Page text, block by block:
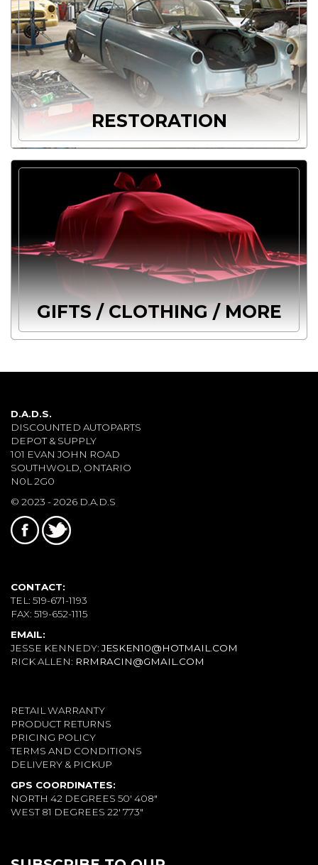
RESTORATION
GIFTS / CLOTHING / MORE
D.A.D.S.
DISCOUNTED AUTOPARTS
DEPOT & SUPPLY
101 EVAN JOHN ROAD
SOUTHWOLD, ONTARIO
N0L 2G0
© 2023 - 2026 D.A.D.S
CONTACT:
TEL: 519-671-1193
FAX: 519-652-1115
EMAIL:
JESSE KENNEDY:JESKEN10@HOTMAIL.COM
RICK ALLEN: RRMRACIN@GMAIL.COM
RETAIL WARRANTY
PRODUCT RETURNS
PRICING POLICY
TERMS AND CONDITIONS
DELIVERY & PICKUP
GPS COORDINATES:
NORTH 42 DEGREES 50' 408"
WEST 81 DEGREES 22' 773"